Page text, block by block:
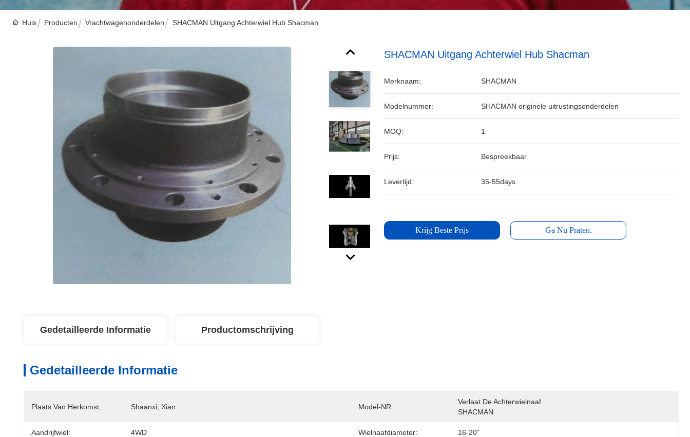
Huis Producten Vrachtwagenonderdelen SHACMAN Uitgang Achterwiel Hub Shacman
SHACMAN Uitgang Achterwiel Hub Shacman
Merknaam: SHACMAN
Modelnummer: SHACMAN originele uitrustingsonderdelen
MOQ: 1
Prijs: Bespreekbaar
Levertijd: 35-55days
Krijg Beste Prijs Ga Nu Praten.
Gedetailleerde Informatie Productomschrijving
Gedetailleerde Informatie
Plaats Van Herkomst: Shaanxi, Xian Model-NR.:
Verlaat De Achterwielnaaf
SHACMAN
Aandrijfwiel: 4WD Wielnaafdiameter: 16-20"